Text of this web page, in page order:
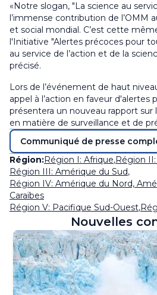
«Notre slogan, "La science au
l’immense contribution de l’OMM
et social mondial. C’est cette
l'Initiative "Alertes précoces pour
au service de l’action et de la
précisé.
Lors de l’événement de haut
appel à l’action en faveur d'alertes
présentera un nouveau rapport sur
en matière de surveillance et de
Communiqué de presse
Région:Région I: Afrique,Région
Région III: Amérique du Sud,
Région IV: Amérique du Nord,
Caraïbes
Région V: Pacifique Sud-Ouest,
Nouvelles